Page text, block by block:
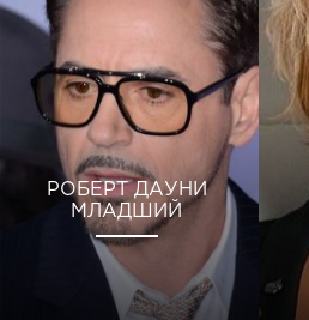
РОБЕРТ ДАУНИ
МЛАДШИЙ